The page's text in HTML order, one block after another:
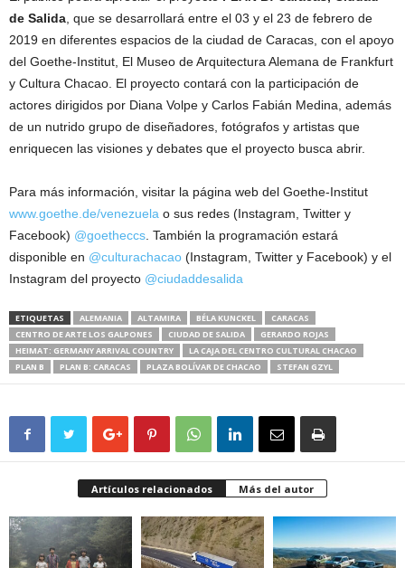
de Salida , que se desarrollará entre el 03 y el 23 de febrero de
2019 en diferentes espacios de la ciudad de Caracas, con el apoyo
del Goethe-Institut, El Museo de Arquitectura Alemana de Frankfurt
y Cultura Chacao. El proyecto contará con la participación de
actores dirigidos por Diana Volpe y Carlos Fabián Medina, además
de un nutrido grupo de diseñadores, fotógrafos y artistas que
enriquecen las visiones y debates que el proyecto busca abrir.
Para más información, visitar la página web del Goethe-Institut
www.goethe.de/venezuela o sus redes (Instagram, Twitter y
Facebook) @goetheccs . También la programación estará
disponible en @culturachacao (Instagram, Twitter y Facebook) y el
Instagram del proyecto @ciudaddesalida
ETIQUETAS ALEMANIA ALTAMIRA BÉLA KUNCKEL
CARACAS
CENTRO DE ARTE LOS GALPONES
CIUDAD DE SALIDA
GERARDO ROJAS
HEIMAT: GERMANY ARRIVAL COUNTRY
LA CAJA DEL CENTRO CULTURAL CHACAO
PLAN B
PLAN B: CARACAS PLAZA BOLÍVAR DE CHACAO STEFAN GZYL
Artículos relacionados Más del autor